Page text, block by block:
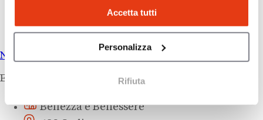
Accetta tutti
Personalizza
Rifiuta
No+Vello
Epilazione Permanente
Bellezza e Benessere